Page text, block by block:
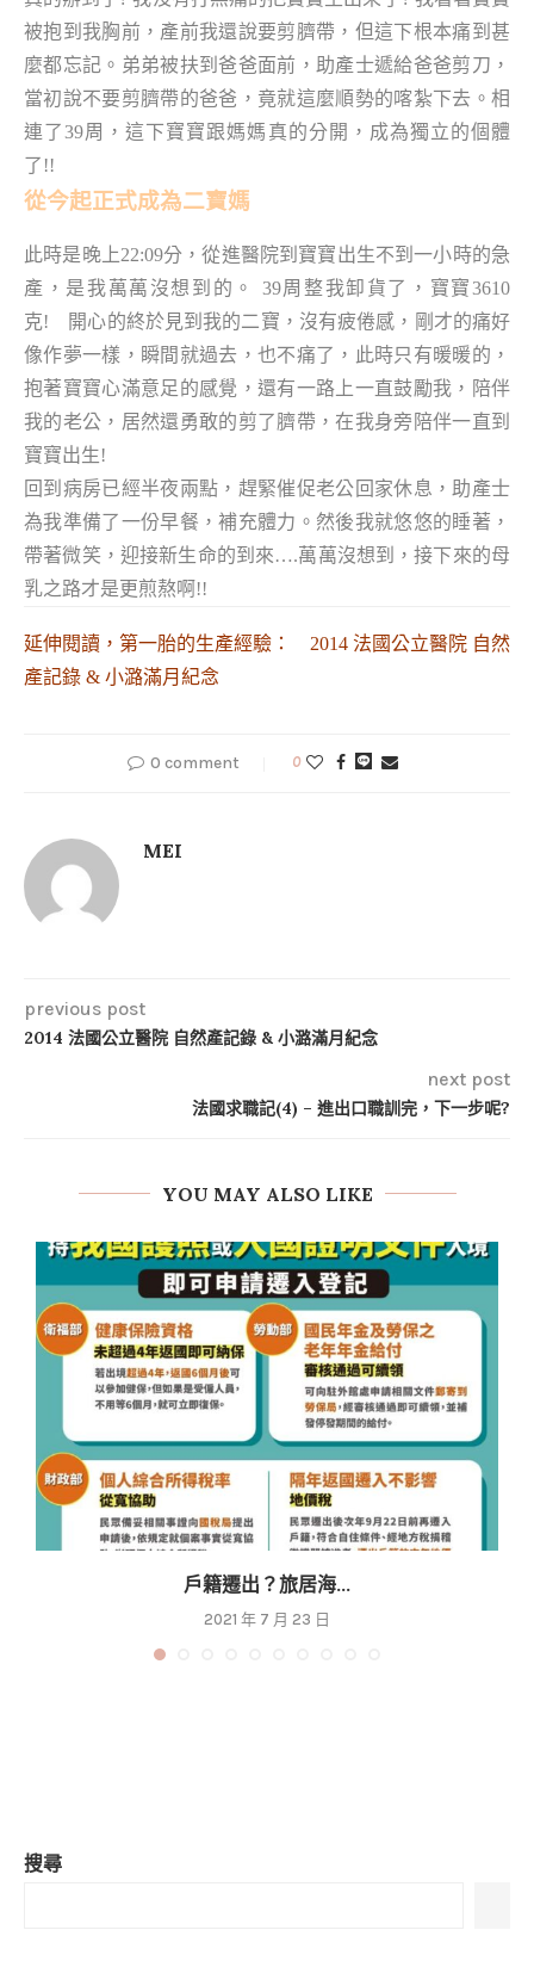
被抱到我胸前，產前我還說要剪臍帶，但這下根本痛到甚
麼都忘記。弟弟被扶到爸爸面前，助產士遞給爸爸剪刀，
當初說不要剪臍帶的爸爸，竟就這麼順勢的喀紮下去。相
連了39周，這下寶寶跟媽媽真的分開，成為獨立的個體
了!!
從今起正式成為二寶媽
此時是晚上22:09分，從進醫院到寶寶出生不到一小時的急
產，是我萬萬沒想到的。 39周整我卸貨了，寶寶3610
克! 開心的終於見到我的二寶，沒有疲倦感，剛才的痛好
像作夢一樣，瞬間就過去，也不痛了，此時只有暖暖的，
抱著寶寶心滿意足的感覺，還有一路上一直鼓勵我，陪伴
我的老公，居然還勇敢的剪了臍帶，在我身旁陪伴一直到
寶寶出生!
回到病房已經半夜兩點，趕緊催促老公回家休息，助產士
為我準備了一份早餐，補充體力。然後我就悠悠的睡著，
帶著微笑，迎接新生命的到來….萬萬沒想到，接下來的母
乳之路才是更煎熬啊!!
延伸閱讀，第一胎的生產經驗： 2014 法國公立醫院 自然
產記錄 & 小潞滿月紀念
0 comment 0
MEI
previous post
2014 法國公立醫院 自然產記錄 & 小潞滿月紀念
next post
法國求職記(4) – 進出口職訓完，下一步呢?
YOU MAY ALSO LIKE
戶籍遷出？旅居海...
2021 年 7 月 23 日
搜尋